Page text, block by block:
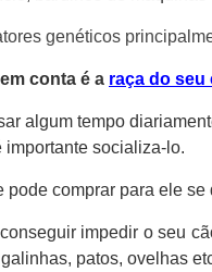
genéticos
conta é a raça do seu
algum tempo
importante socializa-lo.
comprar para ele
impedir o seu
galinhas, patos, ovelhas